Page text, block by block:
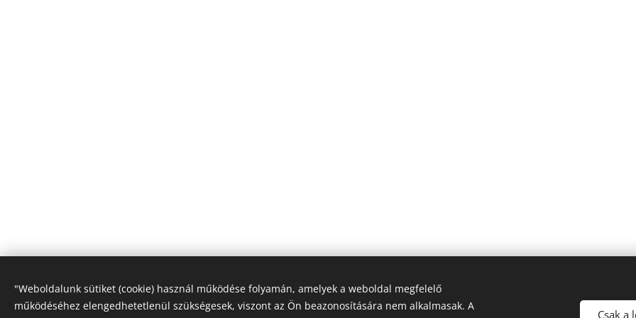
"Weboldalunk sütiket (cookie) használ működése folyamán, amelyek a weboldal megfelelő
működéséhez elengedhetetlenül szükségesek, viszont az Ön beazonosítására nem alkalmasak. A
Csak a